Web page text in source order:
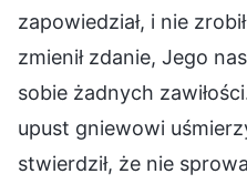
zapowiedział, i nie
zmienił zdanie, Jego
sobie żadnych
upust gniewowi
stwierdził, że nie